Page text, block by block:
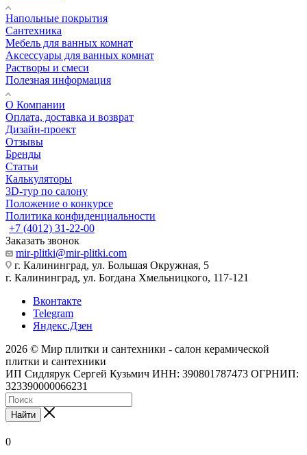
Напольные покрытия
Сантехника
Мебель для ванных комнат
Аксессуары для ванных комнат
Растворы и смеси
Полезная информация
О Компании
Оплата, доставка и возврат
Дизайн-проект
Отзывы
Бренды
Статьи
Калькуляторы
3D-тур по салону
Положение о конкурсе
Политика конфиденциальности
+7 (4012) 31-22-00
Заказать звонок
mir-plitki@mir-plitki.com
г. Калининград, ул. Большая Окружная, 5
г. Калининград, ул. Богдана Хмельницкого, 117-121
Вконтакте
Telegram
Яндекс.Дзен
2026 © Мир плитки и сантехники - салон керамической
плитки и сантехники
ИП Сидлярук Сергей Кузьмич ИНН: 390801787473 ОГРНИП:
323390000066231
Найти
0